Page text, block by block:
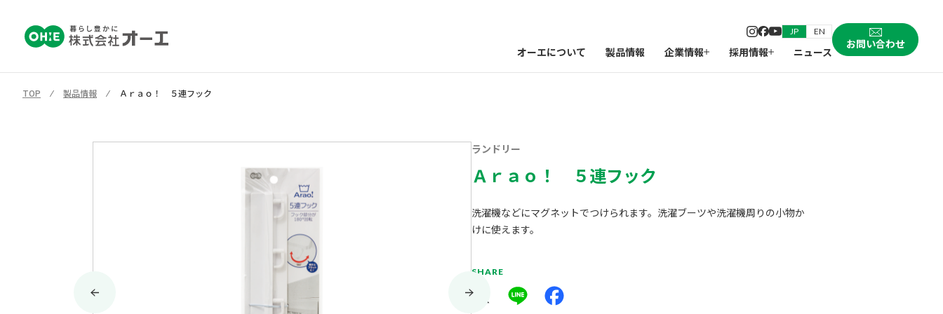
JP EN
オーエについて 製品情報 企業情報 採用情報 ニュース
お問い合わせ
TOP ⁄ 製品情報 ⁄ Ａｒａｏ！ ５連フック
ランドリー
Ａｒａｏ！ ５連フック
洗濯機などにマグネットでつけられます。洗濯ブーツや洗濯機周りの小物か
けに使えます。
SHARE
Line